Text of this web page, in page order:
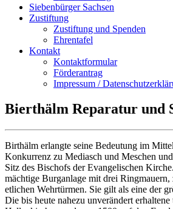
Siebenbürger Sachsen
Zustiftung
Zustiftung und Spenden
Ehrentafel
Kontakt
Kontaktformular
Förderantrag
Impressum /
Bierthälm Reparatur und
Birthälm erlangte seine Bedeutung im
Konkurrenz zu Mediasch und Meschen
Sitz des Bischofs der Evangelischen
mächtige Burganlage mit drei
etlichen Wehrtürmen. Sie gilt als eine der
Die bis heute nahezu unverändert